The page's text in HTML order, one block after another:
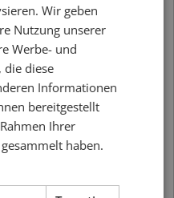
das
Schweiz – und
Vielfalt,
Das Let it Beer
spannende Craft-
Wir geben
Nutzung unserer
Werbe- und
die diese
Informationen
bereitgestellt
Ihrer
haben.